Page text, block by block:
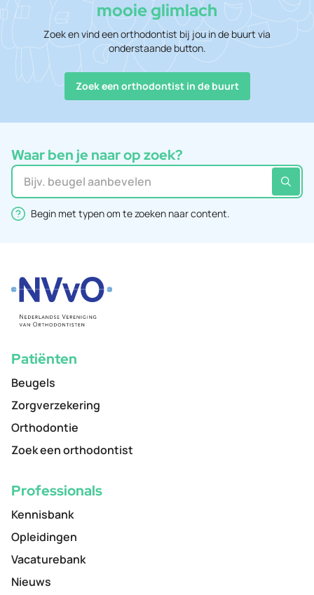
mooie glimlach
Zoek en vind een orthodontist bij jou in de buurt via
onderstaande button.
Zoek een orthodontist in de buurt
Waar ben je naar op zoek?
Zoeken in website
Begin met typen om te zoeken naar content.
Patiënten
Beugels
Zorgverzekering
Orthodontie
Zoek een orthodontist
Professionals
Kennisbank
Opleidingen
Vacaturebank
Nieuws